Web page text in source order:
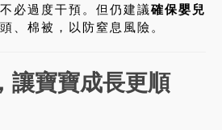
不必過度干預。但仍建議確保嬰兒
、棉被，以防窒息風險。
讓寶寶成長更順